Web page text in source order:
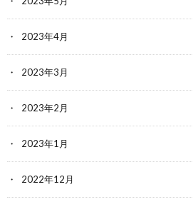
2023年4月
2023年3月
2023年2月
2023年1月
2022年12月